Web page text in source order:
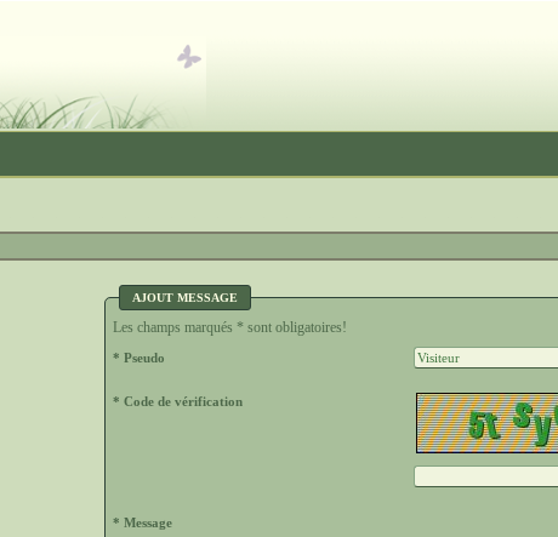
AJOUT MESSAGE
Les champs marqués * sont obligatoires!
* Pseudo
* Code de vérification
* Message